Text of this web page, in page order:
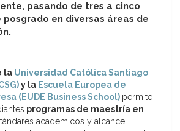
pasando de tres a cinco
posgrado en diversas áreas de
la Universidad Católica Santiago
y la Escuela Europea de
(EUDE Business School) permite
programas de maestría en
académicos y alcance